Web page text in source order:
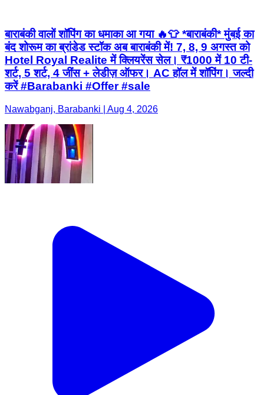
बाराबंकी वालों शॉपिंग का धमाका आ गया 🔥👕 *बाराबंकी* मुंबई का
बंद शोरूम का ब्रांडेड स्टॉक अब बाराबंकी में! 7, 8, 9 अगस्त को
Hotel Royal Realite में क्लियरेंस सेल। ₹1000 में 10 टी-
शर्ट, 5 शर्ट, 4 जींस + लेडीज़ ऑफर। AC हॉल में शॉपिंग। जल्दी
करें #Barabanki #Offer #sale
Nawabganj, Barabanki | Aug 4, 2026